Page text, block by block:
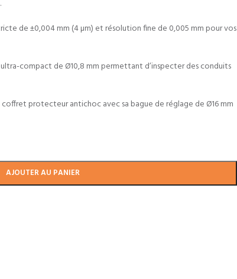
de ±0,004 mm (4 µm) et résolution fine de 0,005 mm pour vos
ultra-compact de Ø10,8 mm permettant d’inspecter des conduits
coffret protecteur antichoc avec sa bague de réglage de Ø16 mm
AJOUTER AU PANIER